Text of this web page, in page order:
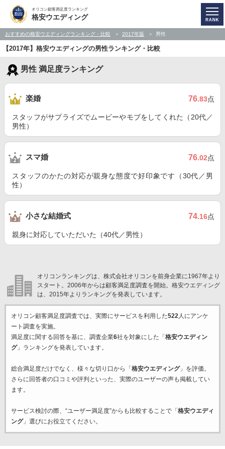
オリコン顧客満足度ランキング
格安ウエディング
おすすめの格安ウエディングランキング・比較 2017年版 男性
【2017年】格安ウエディングの男性ランキング・比較
男性 満足度ランキング
楽婚 76.83点
スタッフがサプライズでムービーやモブをしてくれた（20代／
男性）
スマ婚 76.02点
スタッフのかたの対応が親身な態度で好印象です（30代／男
性）
小さな結婚式 74.16点
親身に対応していただいた（40代／男性）
オリコンランキングは、株式会社オリコンを前身企業に1967年より
スタート。2006年からは顧客満足度調査を開始。格安ウエディング
は、2015年よりランキングを発表しています。
オリコン顧客満足度調査では、実際にサービスを利用した522人にアンケ
ート調査を実施。
満足度に関する回答を基に、調査企業6社を対象にした「 格安ウエディン
グ」ランキングを発表しています。
総合満足度だけでなく、様々な切り口から「 格安ウエディング」を評価。
さらに回答者の口コミや評判といった、実際のユーザーの声も掲載してい
ます。
サービス検討の際、“ユーザー満足度”からも比較することで「 格安ウエディ
ング」選びにお役立てください。